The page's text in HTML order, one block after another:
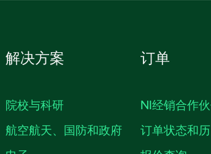
解决方案
院校与科研
航空航天、国防和政府
订单
NI经销合作
订单状态和